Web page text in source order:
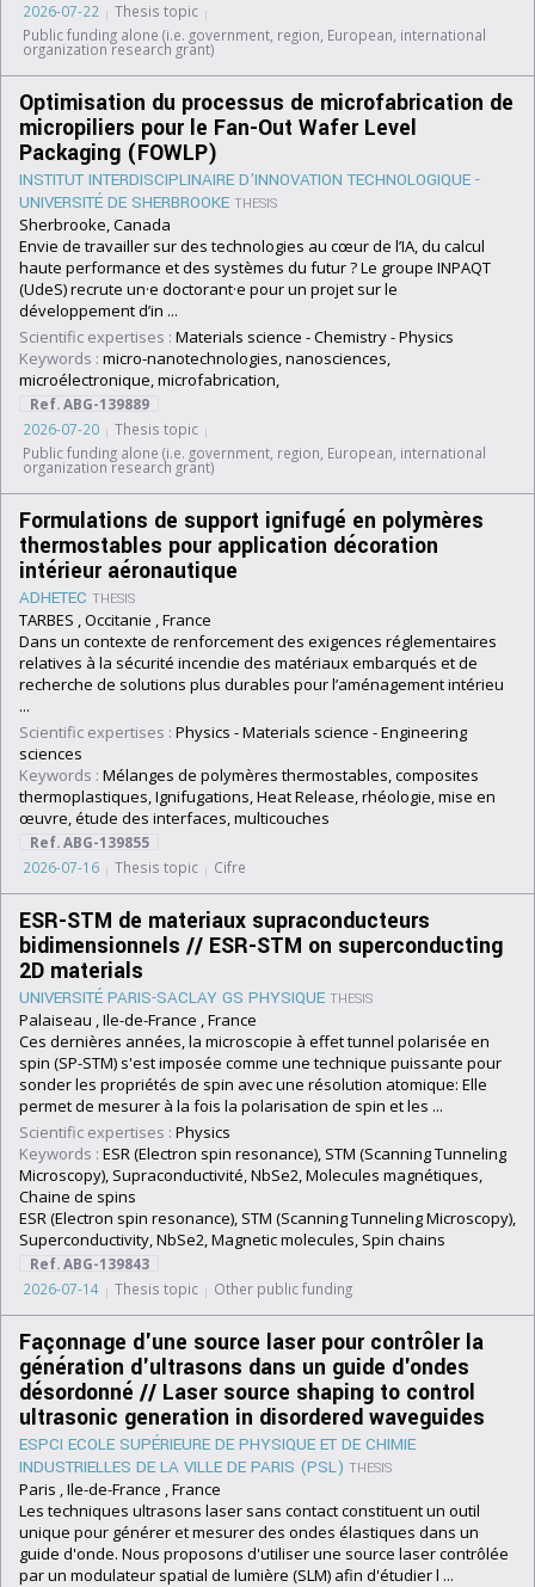
2026-07-22
Thesis topic
Public funding alone (i.e. government, region, European, international
organization research grant)
Optimisation du processus de microfabrication de
micropiliers pour le Fan-Out Wafer Level
Packaging (FOWLP)
INSTITUT INTERDISCIPLINAIRE D'INNOVATION TECHNOLOGIQUE -
UNIVERSITÉ DE SHERBROOKE THESIS
Sherbrooke, Canada
Envie de travailler sur des technologies au cœur de l’IA, du calcul
haute performance et des systèmes du futur ? Le groupe INPAQT
(UdeS) recrute un·e doctorant·e pour un projet sur le
développement d’in ...
Scientific expertises : Materials science -Chemistry-Physics
Keywords : micro-nanotechnologies, nanosciences,
microélectronique, microfabrication,
Ref. ABG-139889
2026-07-20
Thesis topic
Public funding alone (i.e. government, region, European, international
organization research grant)
Formulations de support ignifugé en polymères
thermostables pour application décoration
intérieur aéronautique
ADHETEC THESIS
TARBES , Occitanie , France
Dans un contexte de renforcement des exigences réglementaires
relatives à la sécurité incendie des matériaux embarqués et de
recherche de solutions plus durables pour l’aménagement intérieu
...
Scientific expertises : Physics -Materials science -Engineering
sciences
Keywords : Mélanges de polymères thermostables, composites
thermoplastiques, Ignifugations, Heat Release, rhéologie, mise en
œuvre, étude des interfaces, multicouches
Ref. ABG-139855
2026-07-16
Thesis topic Cifre
ESR-STM de materiaux supraconducteurs
bidimensionnels // ESR-STM on superconducting
2D materials
UNIVERSITÉ PARIS-SACLAY GS PHYSIQUE THESIS
Palaiseau , Ile-de-France , France
Ces dernières années, la microscopie à effet tunnel polarisée en
spin (SP-STM) s'est imposée comme une technique puissante pour
sonder les propriétés de spin avec une résolution atomique: Elle
permet de mesurer à la fois la polarisation de spin et les ...
Scientific expertises : Physics
Keywords : ESR (Electron spin resonance), STM (Scanning Tunneling
Microscopy), Supraconductivité, NbSe2, Molecules magnétiques,
Chaine de spins
ESR (Electron spin resonance), STM (Scanning Tunneling Microscopy),
Superconductivity, NbSe2, Magnetic molecules, Spin chains
Ref. ABG-139843
2026-07-14
Thesis topic Other public funding
Façonnage d'une source laser pour contrôler la
génération d'ultrasons dans un guide d'ondes
désordonné // Laser source shaping to control
ultrasonic generation in disordered waveguides
ESPCI ECOLE SUPÉRIEURE DE PHYSIQUE ET DE CHIMIE
INDUSTRIELLES DE LA VILLE DE PARIS (PSL) THESIS
Paris , Ile-de-France , France
Les techniques ultrasons laser sans contact constituent un outil
unique pour générer et mesurer des ondes élastiques dans un
guide d'onde. Nous proposons d'utiliser une source laser contrôlée
par un modulateur spatial de lumière (SLM) afin d'étudier l ...